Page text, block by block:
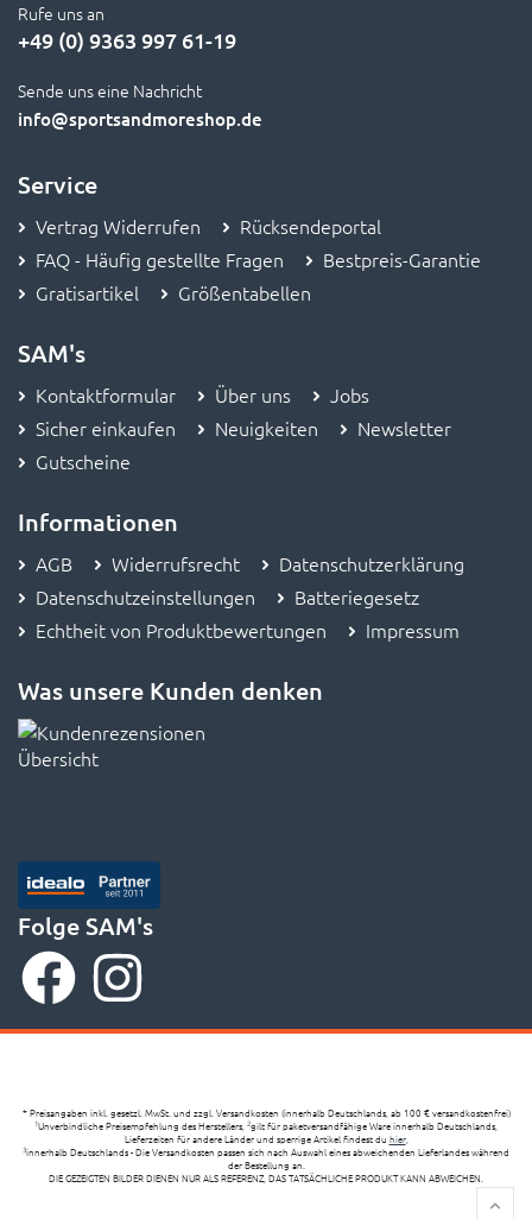
Rufe uns an
+49 (0) 9363 997 61-19
Sende uns eine Nachricht
info@sportsandmoreshop.de
Service
Vertrag Widerrufen
Rücksendeportal
FAQ - Häufig gestellte Fragen
Bestpreis-Garantie
Gratisartikel
Größentabellen
SAM's
Kontaktformular Über uns
Jobs
Sicher einkaufen
Neuigkeiten
Newsletter
Gutscheine
Informationen
AGB Widerrufsrecht
Datenschutzerklärung
Datenschutzeinstellungen
Batteriegesetz
Echtheit von Produktbewertungen
Impressum
Was unsere Kunden denken
Folge SAM's
* Preisangaben inkl. gesetzl. MwSt. und zzgl. Versandkosten (innerhalb Deutschlands, ab 100 € versandkostenfrei)
1Unverbindliche Preisempfehlung des Herstellers, 2gilt für paketversandfähige Ware innerhalb Deutschlands,
Lieferzeiten für andere Länder und sperrige Artikel findest du hier,
3innerhalb Deutschlands - Die Versandkosten passen sich nach Auswahl eines abweichenden Lieferlandes während
der Bestellung an.
DIE GEZEIGTEN BILDER DIENEN NUR ALS REFERENZ, DAS TATSÄCHLICHE PRODUKT KANN ABWEICHEN.